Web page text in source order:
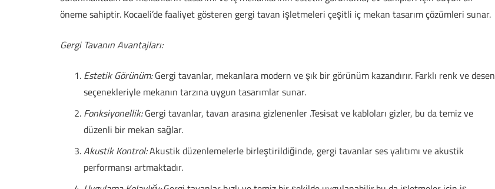
öneme sahiptir. Kocaeli’de faaliyet gösteren gergi tavan işletmeleri çeşitli iç mekan tasarım çözümleri sunar.
Gergi Tavanın Avantajları:
Estetik Görünüm:Gergi tavanlar, mekanlara modern ve şık bir görünüm kazandırır. Farklı renk ve desen
seçenekleriyle mekanın tarzına uygun tasarımlar sunar.
Fonksiyonellik:Gergi tavanlar, tavan arasına gizlenenler .Tesisat ve kabloları gizler, bu da temiz ve
düzenli bir mekan sağlar.
Akustik Kontrol:Akustik düzenlemelerle birleştirildiğinde, gergi tavanlar ses yalıtımı ve akustik
performansı artmaktadır.